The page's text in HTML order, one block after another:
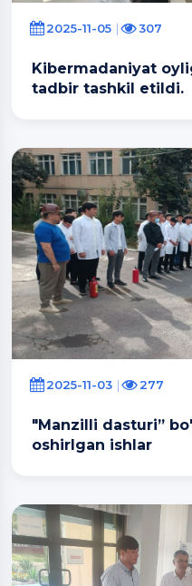
2025-11-05 307
Kibermadaniyat
tadbir tashkil etildi.
2025-11-03 277
"Manzilli dasturi”
oshirlgan ishlar